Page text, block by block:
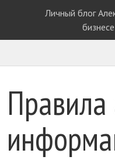
Личный блог